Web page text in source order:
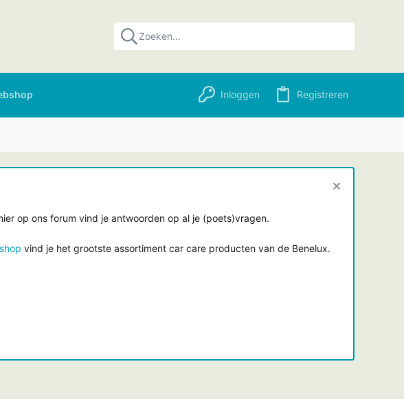
Inloggen Registreren
op ons forum vind je antwoorden op al je (poets)vragen.
vind je het grootste assortiment car care producten van de Benelux.